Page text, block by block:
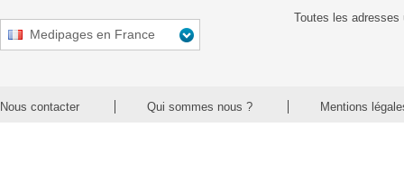
Medipages en France
Toutes les adresses
Nous contacter Qui sommes nous ? Mentions